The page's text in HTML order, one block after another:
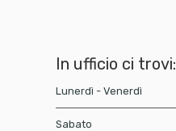
In ufficio ci trovi:
Lunerdì - Venerdì
Sabato